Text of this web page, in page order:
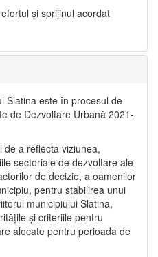
şi sprijinul acordat
Slatina este în procesul de
de Dezvoltare Urbană 2021‐
de a reflecta viziunea,
sectoriale de dezvoltare ale
de decizie, a oamenilor
pentru stabilirea unui
municipiului Slatina,
și criteriile pentru
alocate pentru perioada de